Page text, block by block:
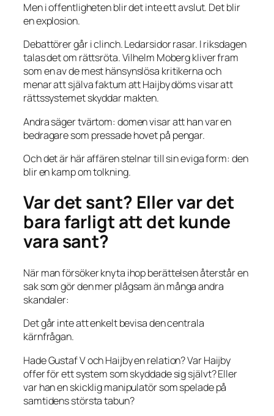
Men i offentligheten blir det inte ett avslut. Det blir
en explosion.
Debattörer går i clinch. Ledarsidor rasar. I riksdagen
talas det om rättsröta. Vilhelm Moberg kliver fram
som en av de mest hänsynslösa kritikerna och
menar att själva faktum att Haijby döms visar att
rättssystemet skyddar makten.
Andra säger tvärtom: domen visar att han var en
bedragare som pressade hovet på pengar.
Och det är här affären stelnar till sin eviga form: den
blir en kamp om tolkning.
Var det sant? Eller var det
bara farligt att det kunde
vara sant?
När man försöker knyta ihop berättelsen återstår en
sak som gör den mer plågsam än många andra
skandaler:
Det går inte att enkelt bevisa den centrala
kärnfrågan.
Hade Gustaf V och Haijby en relation? Var Haijby
offer för ett system som skyddade sig självt? Eller
var han en skicklig manipulatör som spelade på
samtidens största tabun?